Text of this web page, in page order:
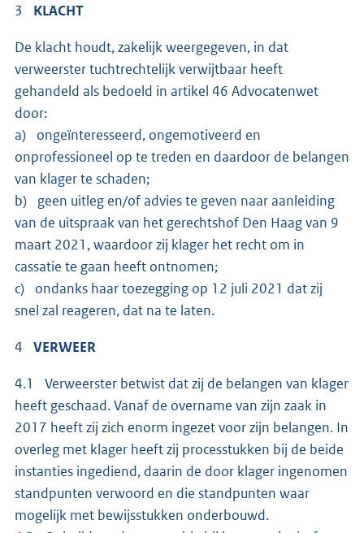
3 KLACHT
De klacht houdt, zakelijk weergegeven, in dat
verweerster tuchtrechtelijk verwijtbaar heeft
gehandeld als bedoeld in artikel 46 Advocatenwet
door:
a) ongeïnteresseerd, ongemotiveerd en
onprofessioneel op te treden en daardoor de belangen
van klager te schaden;
b) geen uitleg en/of advies te geven naar aanleiding
van de uitspraak van het gerechtshof Den Haag van 9
maart 2021, waardoor zij klager het recht om in
cassatie te gaan heeft ontnomen;
c) ondanks haar toezegging op 12 juli 2021 dat zij
snel zal reageren, dat na te laten.
4 VERWEER
4.1 Verweerster betwist dat zij de belangen van klager
heeft geschaad. Vanaf de overname van zijn zaak in
2017 heeft zij zich enorm ingezet voor zijn belangen. In
overleg met klager heeft zij processtukken bij de beide
instanties ingediend, daarin de door klager ingenomen
standpunten verwoord en die standpunten waar
mogelijk met bewijsstukken onderbouwd.